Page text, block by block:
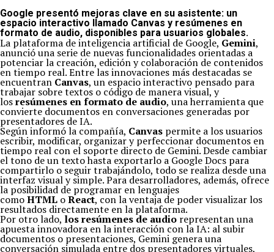
Google presentó mejoras clave en su asistente: un
espacio interactivo llamado Canvas y resúmenes en
formato de audio, disponibles para usuarios globales.
La plataforma de inteligencia artificial de Google, Gemini,
anunció una serie de nuevas funcionalidades orientadas a
potenciar la creación, edición y colaboración de contenidos
en tiempo real. Entre las innovaciones más destacadas se
encuentran Canvas, un espacio interactivo pensado para
trabajar sobre textos o código de manera visual, y
losresúmenes en formato de audio, una herramienta que
convierte documentos en conversaciones generadas por
presentadores de IA.
Según informó la compañía, Canvas permite a los usuarios
escribir, modificar, organizar y perfeccionar documentos en
tiempo real con el soporte directo de Gemini. Desde cambiar
el tono de un texto hasta exportarlo a Google Docs para
compartirlo o seguir trabajándolo, todo se realiza desde una
interfaz visual y simple. Para desarrolladores, además, ofrece
la posibilidad de programar en lenguajes
comoHTML oReact, con la ventaja de poder visualizar los
resultados directamente en la plataforma.
Por otro lado, los resúmenes de audio representan una
apuesta innovadora en la interacción con la IA: al subir
documentos o presentaciones, Gemini genera una
conversación simulada entre dos presentadores virtuales,